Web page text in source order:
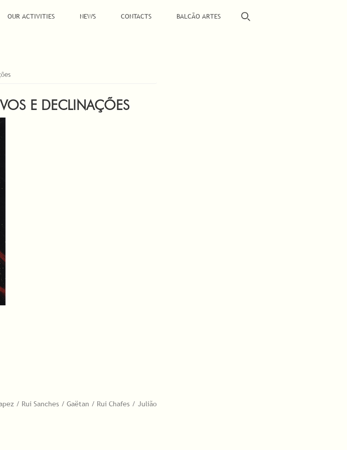
OUR ACTIVITIES NEWS CONTACTS BALCÃO ARTES
E DECLINAÇÕES
/ Rui Sanches / Gaëtan / Rui Chafes / Julião